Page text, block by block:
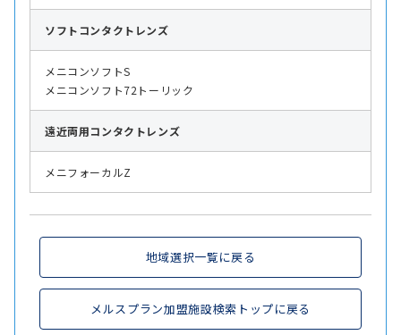
ソフト コンタクトレンズ
メニコンソフトS
メニコンソフト72トーリック
遠近両用コンタクトレンズ
メニフォーカルZ
地域選択一覧に戻る
メルスプラン加盟施設検索トップに戻る